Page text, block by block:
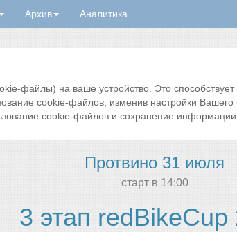
Архив Аналитика
файлы) на ваше устройство. Это способствует
cookie-файлов, изменив настройки
cookie-файлов и сохранение информации
Протвино 31 июля
cтарт в 14:00
3 этап redBikeCup